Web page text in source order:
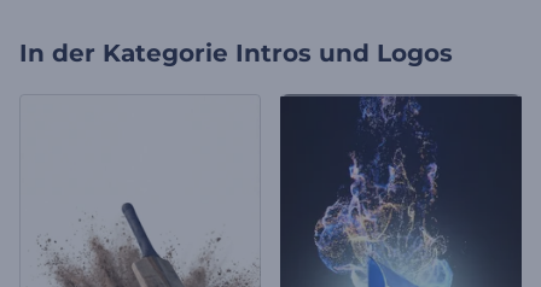
In der Kategorie Intros und Logos